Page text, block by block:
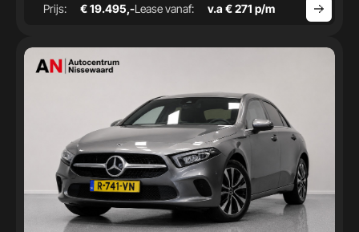
Prijs: € 19.495,-Lease vanaf: v.a € 271 p/m